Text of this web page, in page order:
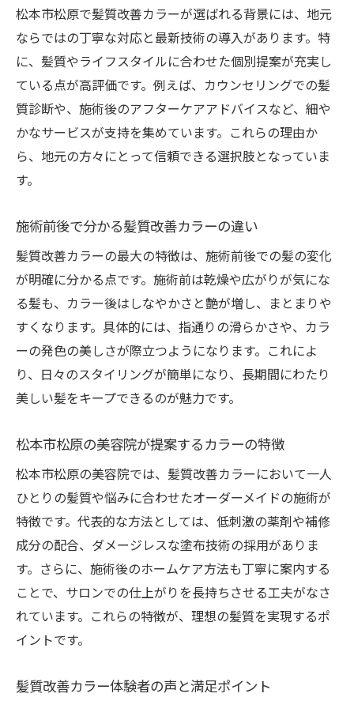
松本市松原で髪質改善カラーが選ばれる背景には、地元
ならではの丁寧な対応と最新技術の導入があります。特
に、髪質やライフスタイルに合わせた個別提案が充実し
ている点が高評価です。例えば、カウンセリングでの髪
質診断や、施術後のアフターケアアドバイスなど、細や
かなサービスが支持を集めています。これらの理由か
ら、地元の方々にとって信頼できる選択肢となっていま
す。
施術前後で分かる髪質改善カラーの違い
髪質改善カラーの最大の特徴は、施術前後での髪の変化
が明確に分かる点です。施術前は乾燥や広がりが気にな
る髪も、カラー後はしなやかさと艶が増し、まとまりや
すくなります。具体的には、指通りの滑らかさや、カラ
ーの発色の美しさが際立つようになります。これによ
り、日々のスタイリングが簡単になり、長期間にわたり
美しい髪をキープできるのが魅力です。
松本市松原の美容院が提案するカラーの特徴
松本市松原の美容院では、髪質改善カラーにおいて一人
ひとりの髪質や悩みに合わせたオーダーメイドの施術が
特徴です。代表的な方法としては、低刺激の薬剤や補修
成分の配合、ダメージレスな塗布技術の採用がありま
す。さらに、施術後のホームケア方法も丁寧に案内する
ことで、サロンでの仕上がりを長持ちさせる工夫がなさ
れています。これらの特徴が、理想の髪質を実現するポ
イントです。
髪質改善カラー体験者の声と満足ポイント